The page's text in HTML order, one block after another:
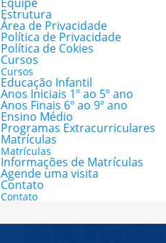
Estrutura
Área de Privacidade
Política de Privacidade
Política de Cokies
Cursos
Cursos
Educação Infantil
Anos Iniciais 1º ao 5º ano
Anos Finais 6º ao 9º ano
Ensino Médio
Programas Extracurriculares
Matrículas
Matrículas
Informações de Matrículas
Agende uma visita
Contato
Contato